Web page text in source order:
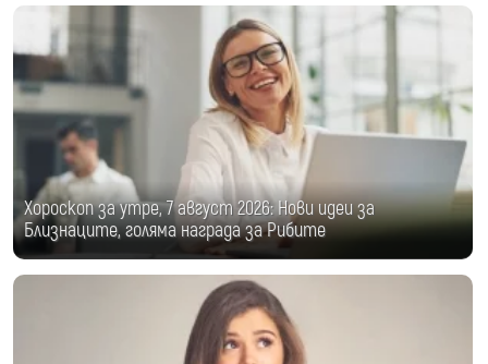
Хороскоп за утре, 7 август 2026: Нови идеи за
Близнаците, голяма награда за Рибите